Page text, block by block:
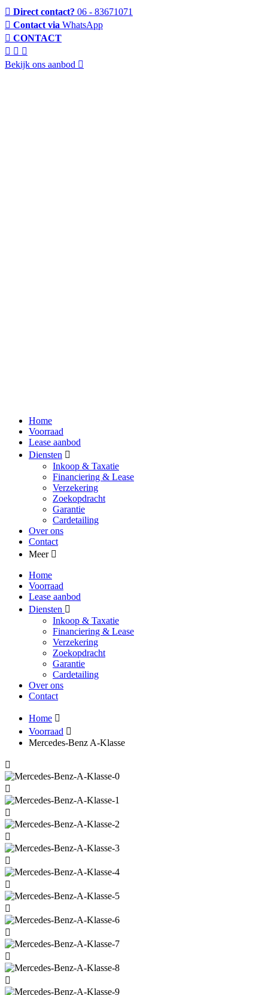
Direct contact? 06 - 83671071
Contact via WhatsApp
CONTACT
Bekijk ons aanbod
Home
Voorraad
Lease aanbod
Diensten
Inkoop & Taxatie
Financiering & Lease
Verzekering
Zoekopdracht
Garantie
Cardetailing
Over ons
Contact
Meer
Home
Voorraad
Lease aanbod
Diensten
Inkoop & Taxatie
Financiering & Lease
Verzekering
Zoekopdracht
Garantie
Cardetailing
Over ons
Contact
Home
Voorraad
Mercedes-Benz A-Klasse